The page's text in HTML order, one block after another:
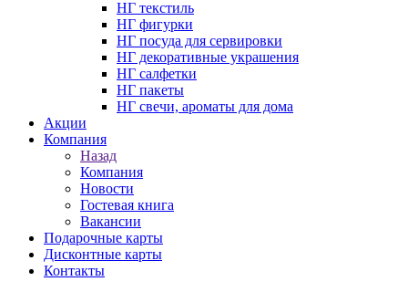
НГ текстиль
НГ фигурки
НГ посуда для сервировки
НГ декоративные украшения
НГ салфетки
НГ пакеты
НГ свечи, ароматы для дома
Акции
Компания
Назад
Компания
Новости
Гостевая книга
Вакансии
Подарочные карты
Дисконтные карты
Контакты